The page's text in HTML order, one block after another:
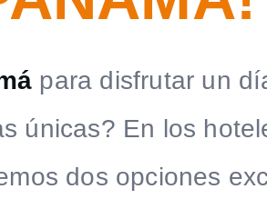
para disfrutar un
únicas? En los
dos opciones